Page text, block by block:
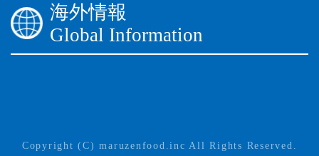
海外情報
Global Information
Copyright (C) maruzenfood.inc All Rights Reserved.